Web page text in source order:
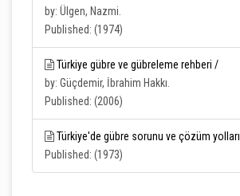
by: Ülgen, Nazmi.
Published: (1974)
Türkiye gübre ve gübreleme rehberi /
by: Güçdemir, İbrahim Hakkı.
Published: (2006)
Türkiye'de gübre sorunu ve çözüm yolları.
Published: (1973)